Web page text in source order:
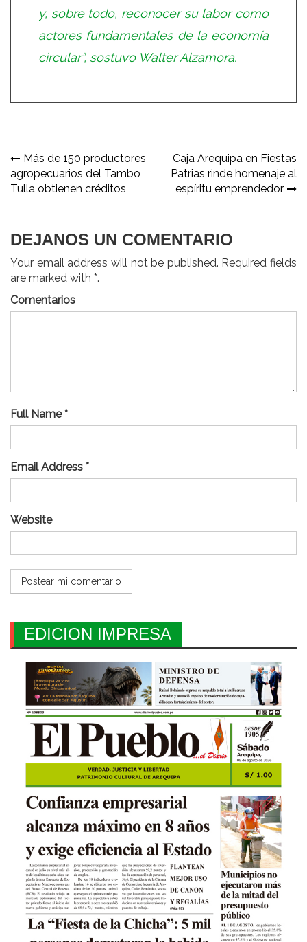
y, sobre todo, reconocer su labor como
actores fundamentales de la economía
circular”, sostuvo Walter Alzamora.
Navegación
de
Más de 150 productores
agropecuarios del Tambo
Tulla obtienen créditos
Caja Arequipa en Fiestas
Patrias rinde homenaje al
espíritu emprendedor
DEJANOS UN COMENTARIO
Your email address will not be published. Required fields
are marked with *.
Comentarios
Full Name *
Email Address *
Website
EDICION IMPRESA